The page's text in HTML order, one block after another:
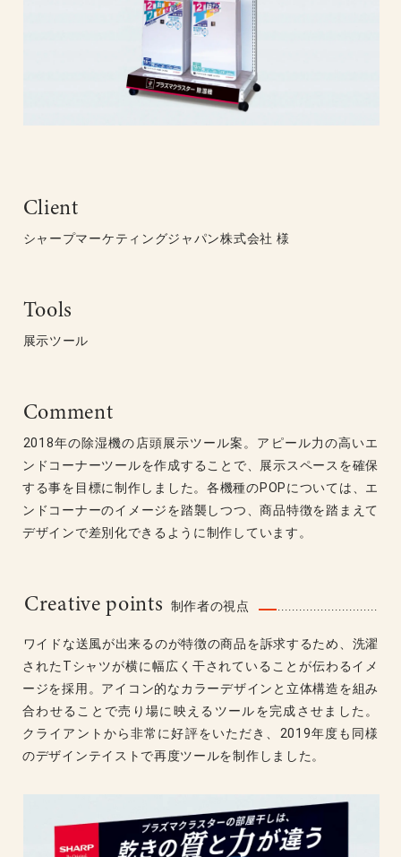
Client
シャープマーケティングジャパン株式会社 様
Tools
展示ツール
Comment
2018年の除湿機の店頭展示ツール案。アピール力の高いエ
ンドコーナーツールを作成することで、展示スペースを確保
する事を目標に制作しました。各機種のPOPについては、エ
ンドコーナーのイメージを踏襲しつつ、商品特徴を踏まえて
デザインで差別化できるように制作しています。
Creative points 制作者の視点
ワイドな送風が出来るのが特徴の商品を訴求するため、洗濯
されたTシャツが横に幅広く干されていることが伝わるイメ
ージを採用。アイコン的なカラーデザインと立体構造を組み
合わせることで売り場に映えるツールを完成させました。
クライアントから非常に好評をいただき、2019年度も同様
のデザインテイストで再度ツールを制作しました。